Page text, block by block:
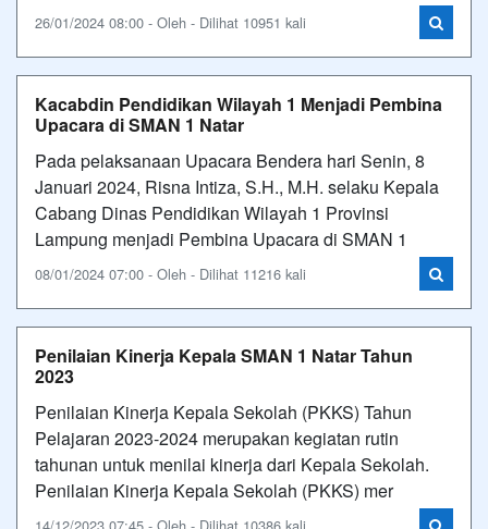
26/01/2024 08:00 - Oleh - Dilihat 10951 kali
Kacabdin Pendidikan Wilayah 1 Menjadi Pembina
Upacara di SMAN 1 Natar
Pada pelaksanaan Upacara Bendera hari Senin, 8
Januari 2024, Risna Intiza, S.H., M.H. selaku Kepala
Cabang Dinas Pendidikan Wilayah 1 Provinsi
Lampung menjadi Pembina Upacara di SMAN 1
08/01/2024 07:00 - Oleh - Dilihat 11216 kali
Penilaian Kinerja Kepala SMAN 1 Natar Tahun
2023
Penilaian Kinerja Kepala Sekolah (PKKS) Tahun
Pelajaran 2023-2024 merupakan kegiatan rutin
tahunan untuk menilai kinerja dari Kepala Sekolah.
Penilaian Kinerja Kepala Sekolah (PKKS) mer